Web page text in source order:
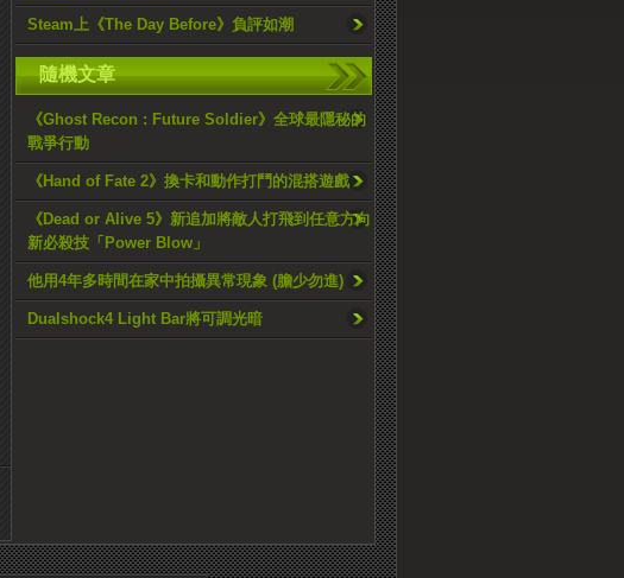
Steam上《The Day Before》負評如潮
隨機文章
《Ghost Recon : Future Soldier》全球最隱秘的
戰爭行動
《Hand of Fate 2》換卡和動作打鬥的混搭遊戲
《Dead or Alive 5》新追加將敵人打飛到任意方向
新必殺技「Power Blow」
他用4年多時間在家中拍攝異常現象 (膽少勿進)
Dualshock4 Light Bar將可調光暗